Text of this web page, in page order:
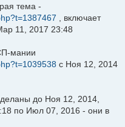
тема -
, включает
11, 2017 23:48
мании
с Ноя 12, 2014
до Ноя 12, 2014,
по Июл 07, 2016 - они в